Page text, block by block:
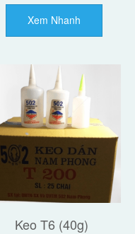
Xem Nhanh
Keo T6 (40g)